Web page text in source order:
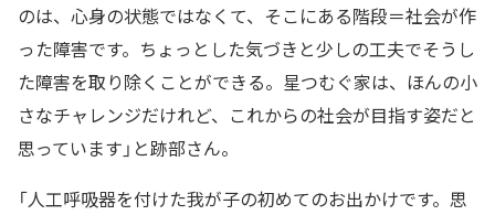
のは、心身の状態ではなくて、そこにある階段＝社会が作
った障害です。ちょっとした気づきと少しの工夫でそうし
た障害を取り除くことができる。星つむぐ家は、ほんの小
さなチャレンジだけれど、これからの社会が目指す姿だと
思っています」と跡部さん。
「人工呼吸器を付けた我が子の初めてのお出かけです。思